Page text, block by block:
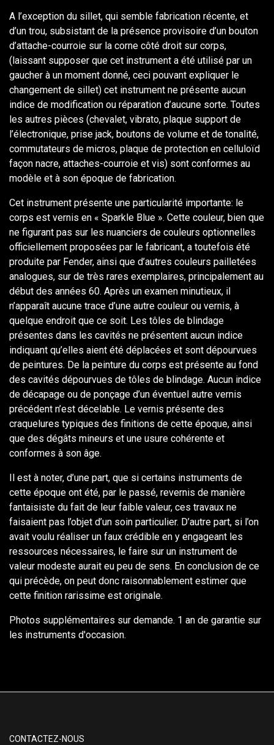
A l’exception du sillet, qui semble fabrication récente, et
d’un trou, subsistant de la présence provisoire d’un bouton
d’attache-courroie sur la corne côté droit sur corps,
(laissant supposer que cet instrument a été utilisé par un
gaucher à un moment donné, ceci pouvant expliquer le
changement de sillet) cet instrument ne présente aucun
indice de modification ou réparation d’aucune sorte. Toutes
les autres pièces (chevalet, vibrato, plaque support de
l’électronique, prise jack, boutons de volume et de tonalité,
commutateurs de micros, plaque de protection en celluloïd
façon nacre, attaches-courroie et vis) sont conformes au
modèle et à son époque de fabrication.
Cet instrument présente une particularité importante: le
corps est vernis en « Sparkle Blue ». Cette couleur, bien que
ne figurant pas sur les nuanciers de couleurs optionnelles
officiellement proposées par le fabricant, a toutefois été
produite par Fender, ainsi que d’autres couleurs pailletées
analogues, sur de très rares exemplaires, principalement au
début des années 60. Après un examen minutieux, il
n’apparaît aucune trace d’une autre couleur ou vernis, à
quelque endroit que ce soit. Les tôles de blindage
présentes dans les cavités ne présentent aucun indice
indiquant qu’elles aient été déplacées et sont dépourvues
de peintures. De la peinture du corps est présente au fond
des cavités dépourvues de tôles de blindage. Aucun indice
de décapage ou de ponçage d’un éventuel autre vernis
précédent n’est décelable. Le vernis présente des
craquelures typiques des finitions de cette époque, ainsi
que des dégâts mineurs et une usure cohérente et
conformes à son âge.
Il est à noter, d’une part, que si certains instruments de
cette époque ont été, par le passé, revernis de manière
fantaisiste du fait de leur faible valeur, ces travaux ne
faisaient pas l’objet d’un soin particulier. D’autre part, si l’on
avait voulu réaliser un faux crédible en y engageant les
ressources nécessaires, le faire sur un instrument de
valeur modeste aurait eu peu de sens. En conclusion de ce
qui précède, on peut donc raisonnablement estimer que
cette finition rarissime est originale.
Photos supplémentaires sur demande. 1 an de garantie sur
les instruments d'occasion.
CONTACTEZ-NOUS